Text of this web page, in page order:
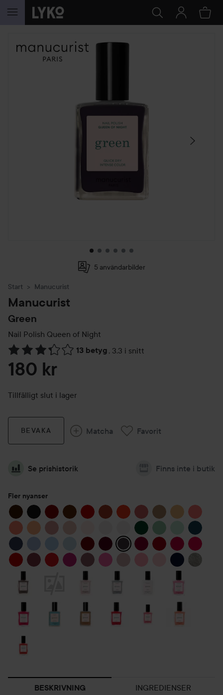
HOPPA TILL INNEHÅLLET
HOPPA ÖVER SEKTIONEN
5 användarbilder
Start Manucurist
Manucurist
Green
Nail Polish Queen of Night
13 betyg , 3.3 i snitt
Hoppa till Betyg & kommentarer
180 kr
Tillfälligt slut i lager
BEVAKA Matcha Favorit
Se prishistorik Finns inte i butik
Fler nyanser
BESKRIVNING INGREDIENSER